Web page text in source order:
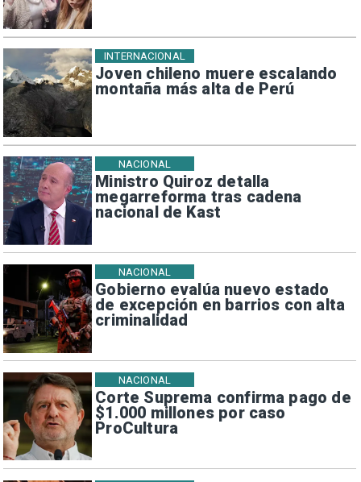
Joven chileno muere escalando
montaña más alta de Perú
INTERNACIONAL
Ministro Quiroz detalla
megarreforma tras cadena
nacional de Kast
NACIONAL
Gobierno evalúa nuevo estado
de excepción en barrios con alta
criminalidad
NACIONAL
Corte Suprema confirma pago de
$1.000 millones por caso
ProCultura
NACIONAL